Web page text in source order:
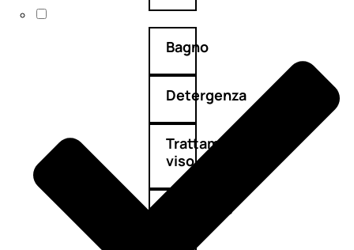
Bagno
Detergenza
Trattamenti
viso
Maschere